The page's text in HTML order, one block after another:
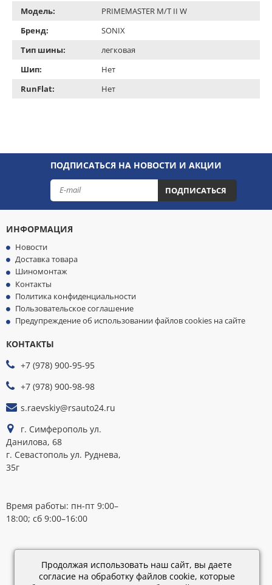
Модель:
PRIMEMASTER M/T II W
Бренд:
SONIX
Тип шины:
легковая
Шип:
Нет
RunFlat:
Нет
ПОДПИСАТЬСЯ НА НОВОСТИ И АКЦИИ
ПОДПИСАТЬСЯ
ИНФОРМАЦИЯ
Новости
Доставка товара
Шиномонтаж
Контакты
Политика конфиденциальности
Пользовательское соглашение
Предупреждение об использовании файлов cookies на сайте
КОНТАКТЫ
+7 (978) 900-95-95
+7 (978) 900-98-98
s.raevskiy@rsauto24.ru
г. Симферополь ул.
Данилова, 68
г. Севастополь ул. Руднева,
35г
Время работы: пн-пт 9:00–
18:00; сб 9:00–16:00
Каталог
28.02.2019
15:45
Продолжая использовать наш сайт, вы даете
согласие на обработку файлов cookie, которые